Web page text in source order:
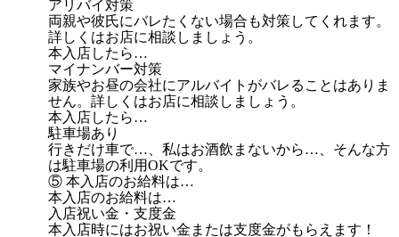
アリバイ対策
両親や彼氏にバレたくない場合も対策してくれます。
詳しくはお店に相談しましょう。
本入店したら…
マイナンバー対策
家族やお昼の会社にアルバイトがバレることはありま
せん。詳しくはお店に相談しましょう。
本入店したら…
駐車場あり
行きだけ車で…、私はお酒飲まないから…、そんな方
は駐車場の利用OKです。
⑤ 本入店のお給料は…
本入店のお給料は…
入店祝い金・支度金
本入店時にはお祝い金または支度金がもらえます！